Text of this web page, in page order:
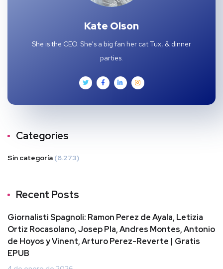
Kate Olson
She is the CEO. She's a big fan her cat Tux, & dinner
parties.
Categories
Sin categoría (8.273)
Recent Posts
Giornalisti Spagnoli: Ramon Perez de Ayala, Letizia
Ortiz Rocasolano, Josep Pla, Andres Montes, Antonio
de Hoyos y Vinent, Arturo Perez-Reverte | Gratis
EPUB